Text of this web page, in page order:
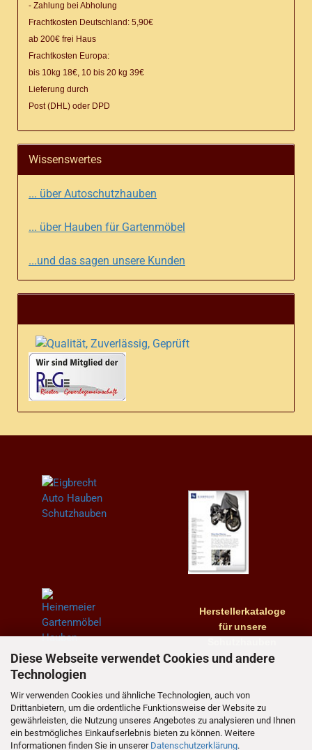
Diese Webseite verwendet Cookies und andere
Technologien
Wir verwenden Cookies und ähnliche Technologien, auch von
Drittanbietern, um die ordentliche Funktionsweise der Website zu
gewährleisten, die Nutzung unseres Angebotes zu analysieren und Ihnen
ein bestmögliches Einkaufserlebnis bieten zu können. Weitere
Informationen finden Sie in unserer Datenschutzerklärung.
- Zahlung bei Abholung
Frachtkosten Deutschland: 5,90€
ab 200€ frei Haus
Frachtkosten Europa:
bis 10kg 18€, 10 bis 20 kg 39€
Lieferung durch
Post (DHL) oder DPD
Wissenswertes
... über Autoschutzhauben
... über Hauben für Gartenmöbel
...und das sagen unsere Kunden
Herstellerkataloge
fürunsere